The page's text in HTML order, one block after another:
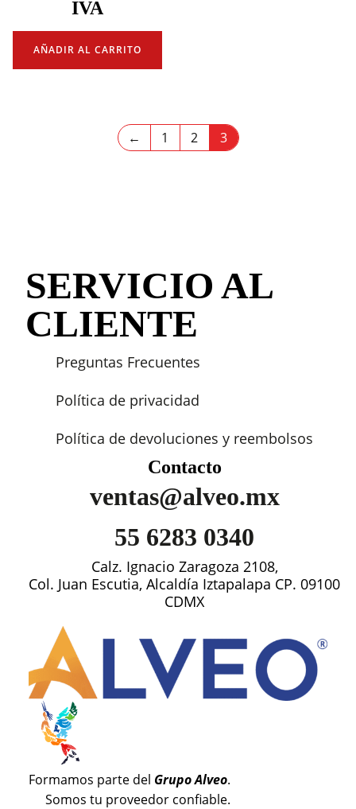
IVA
AÑADIR AL CARRITO
← 1 2 3
SERVICIO AL
CLIENTE
Preguntas Frecuentes
Política de privacidad
Política de devoluciones y reembolsos
Contacto
ventas@alveo.mx
55 6283 0340
Calz. Ignacio Zaragoza 2108,
Col. Juan Escutia, Alcaldía Iztapalapa CP. 09100
CDMX
Formamos parte del Grupo Alveo.
Somos tu proveedor confiable.